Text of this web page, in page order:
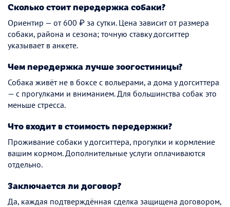
Сколько стоит передержка собаки?
Ориентир — от 600 ₽ за сутки. Цена зависит от размера
собаки, района и сезона; точную ставку догситтер
указывает в анкете.
Чем передержка лучше зоогостиницы?
Собака живёт не в боксе с вольерами, а дома у догситтера
— с прогулками и вниманием. Для большинства собак это
меньше стресса.
Что входит в стоимость передержки?
Проживание собаки у догситтера, прогулки и кормление
вашим кормом. Дополнительные услуги оплачиваются
отдельно.
Заключается ли договор?
Да, каждая подтверждённая сделка защищена договором,